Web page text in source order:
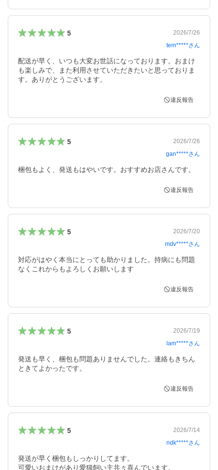
5
2026/7/26
tem*****さん
配送が早く、いつも大変お世話になっております。おまけ
も楽しみで、また利用させていただきたいと思っておりま
す。ありがとうございます。
違反報告
5
2026/7/26
gan*****さん
梱包もよく、発送もはやいです。おすすめお店さんです。
違反報告
5
2026/7/20
mdv*****さん
対応がはやく本当にとっても助かりました。持病にも問題
なくこれからもよろしくお願いします
違反報告
5
2026/7/19
lam*****さん
発送も早く、梱包も問題ありませんでした。連絡もきちん
ときてよかったです。
違反報告
5
2026/7/14
ndk*****さん
発送が早く梱包もしっかりしてます。
可愛いおまけがあり愛猫飼い主共々喜んでいます。